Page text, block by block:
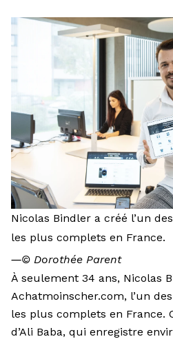
Nicolas Bindler a créé l’un
les plus complets en France.
―© Dorothée Parent
À seulement 34 ans, Nicolas
Achatmoinscher.com, l’un
les plus complets en France.
d’Ali Baba, qui enregistre